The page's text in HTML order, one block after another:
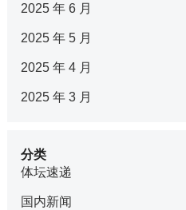
2025 年 6 月
2025 年 5 月
2025 年 4 月
2025 年 3 月
分类
体坛速递
国内新闻